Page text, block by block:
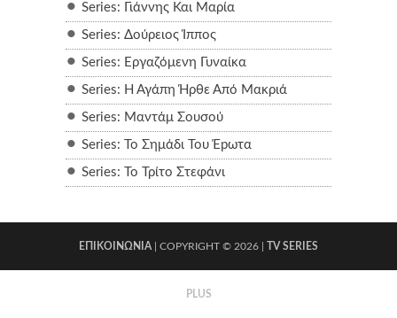
Series: Γιάννης Και Μαρία
Series: Δούρειος Ίππος
Series: Εργαζόμενη Γυναίκα
Series: Η Αγάπη Ήρθε Από Μακριά
Series: Μαντάμ Σουσού
Series: Το Σημάδι Του Έpωτα
Series: Το Τρίτο Στεφάνι
ΕΠΙΚΟΙΝΩΝΙΑ| COPYRIGHT © 2026 | TV SERIES
PLUS